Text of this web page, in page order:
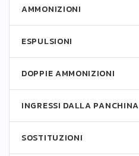
AMMONIZIONI
ESPULSIONI
DOPPIE AMMONIZIONI
INGRESSI DALLA PANCHINA
SOSTITUZIONI